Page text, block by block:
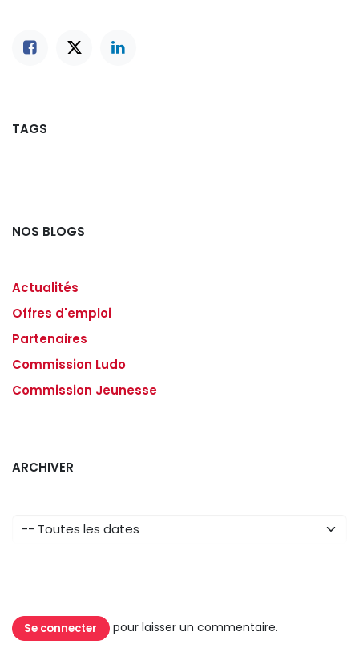
TAGS
NOS BLOGS
Actualités
Offres d'emploi
Partenaires
Commission Ludo
Commission Jeunesse
ARCHIVER
Se connecter pour laisser un commentaire.